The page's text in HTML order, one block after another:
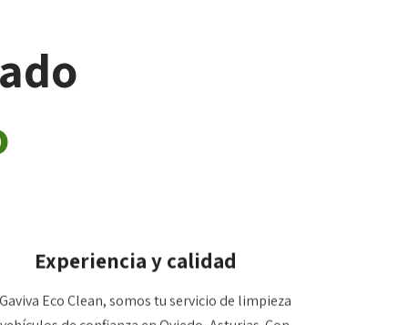
Experiencia y calidad
de confianza en Oviedo, Asturias. Con